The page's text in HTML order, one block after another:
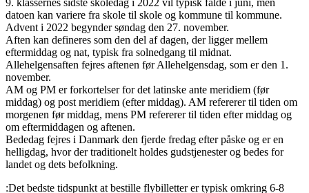
datoen kan variere fra skole til skole og kommune til kommune.
Advent i 2022 begynder søndag den 27. november.
Aften kan defineres som den del af dagen, der ligger mellem
eftermiddag og nat, typisk fra solnedgang til midnat.
Allehelgensaften fejres aftenen før Allehelgensdag, som er den 1.
november.
AM og PM er forkortelser for det latinske ante meridiem (før
middag) og post meridiem (efter middag). AM refererer til tiden om
morgenen før middag, mens PM refererer til tiden efter middag og
om eftermiddagen og aftenen.
Bededag fejres i Danmark den fjerde fredag efter påske og er en
helligdag, hvor der traditionelt holdes gudstjenester og bedes for
landet og dets befolkning.
:Det bedste tidspunkt at bestille flybilletter er typisk omkring 6-8